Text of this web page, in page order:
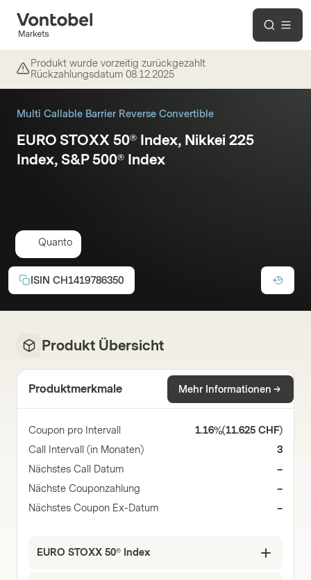
Produkt wurde vorzeitig zurückgezahlt
Rückzahlungsdatum 08.12.2025
Multi Callable Barrier Reverse Convertible
EURO STOXX 50® Index, Nikkei 225
Index, S&P 500® Index
Quanto
ISIN CH1419786350
Produkt Übersicht
Produktmerkmale Mehr Informationen
Coupon pro Intervall 1.16%(11.625 CHF)
Call Intervall (in Monaten)
3
Nächstes Call Datum
–
Nächste Couponzahlung
–
Nächstes Coupon Ex-Datum
–
EURO STOXX 50® Index